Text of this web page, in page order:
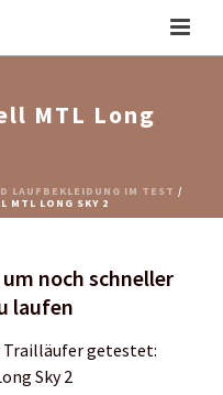
MTL Long
LAUFBEKLEIDUNG IM TEST /
MTL LONG SKY 2
noch schneller
laufen
Trailläufer getestet:
Sky 2